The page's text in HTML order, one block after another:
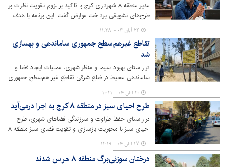
مدیر منطقه ۸ شهرداری کرج با تاکید بر لزوم تقویت نظارت بر
طرح‌های تشویقی پرداخت عوارض گفت: این برنامه با هدف
افزایش مشارکت و همراهی شهروندان اجرا می‌شود.
۲۴ آبان ۰۴ - ۱۱:۲۸
تقاطع غیرهم‌سطح جمهوری ساماندهی و بهسازی
شد
در راستای بهبود سیما و منظر شهری، عملیات ایجاد فضا و
ساماندهی محیط در ضلع شرقی تقاطع غیر هم‌سطح جمهوری
حد فاصل بلوار ماهان و مولانا آغاز شد.
۲۰ آبان ۰۴ - ۱۰:۲۱
طرح احیای سبز در منطقه ۸ کرج به اجرا درمی‌آید
در راستای حفظ طراوت و سرزندگی فضاهای شهری، طرح
احیای سبز با محوریت بازسازی و تقویت فضای سبز منطقه ۸
شهرداری کرج در حال اجراست.
۱۷ آبان ۰۴ - ۱۲:۱۹
درختان سوزنی‌برگ منطقه ۸ هرس شدند